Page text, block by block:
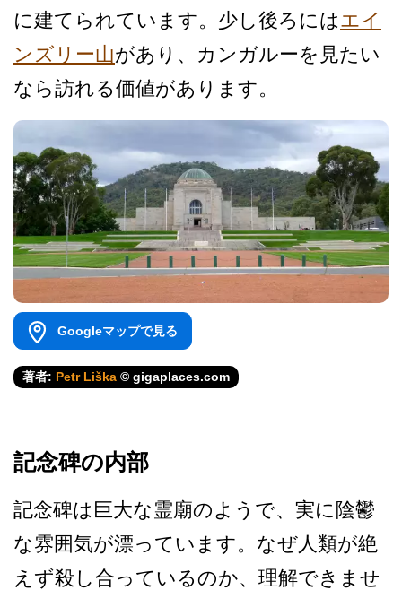
に­建てられています。少し後ろにはエイ
ンズリー山があ­り、カンガルーを見たい
なら訪れる価値があります。
Googleマップで見る
著者: Petr Liška © gigaplaces.com
記念碑の内部
記念碑は巨大な霊廟のようで­、実に陰鬱
な雰囲気が漂っています。なぜ人類が絶
え­ず殺し合っているのか、理解できませ